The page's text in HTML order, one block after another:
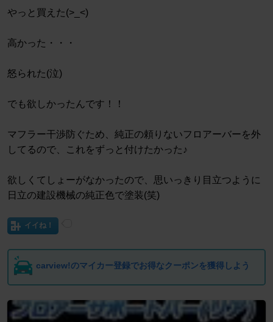
やっと買えた(>_<)
高かった・・・
怒られた(泣)
でも欲しかったんです！！
マフラー干渉防ぐため、純正の頼りないフロアーバーを外
してるので、これをずっと付けたかった♪
欲しくてしょーがなかったので、思いっきり目立つように
日立の建設機械の純正色で塗装(笑)
イイね！
carview!のマイカー登録でお得なクーポンを獲得しよう